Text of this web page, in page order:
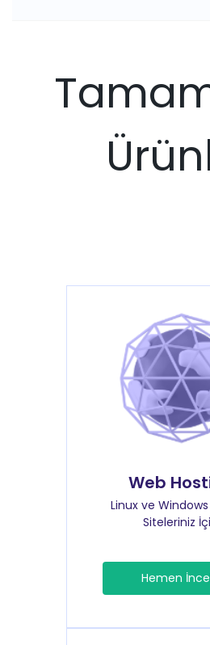
Web
Linux ve
Siteleriniz
Hemen